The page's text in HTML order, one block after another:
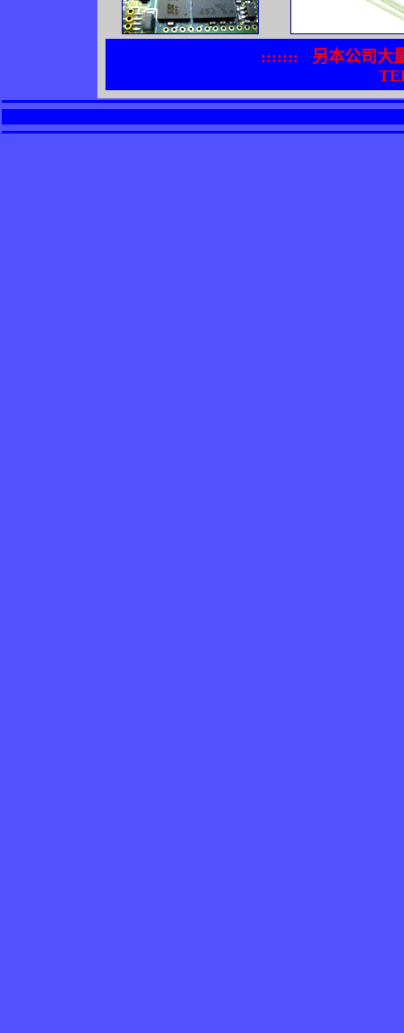
::::::: 另本公司大